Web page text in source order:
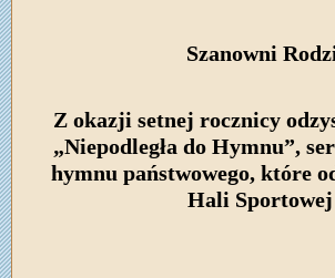
Szanowni
Z okazji setnej rocznicy
„Niepodległa do Hymnu”,
hymnu państwowego, które
Hali Sportowej